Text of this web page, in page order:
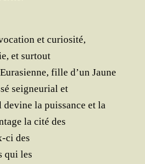
et curiosité,
et surtout
fille d’un Jaune
sei­gneu­rial et
la puis­sance et la
la cité des
ci des
qui les